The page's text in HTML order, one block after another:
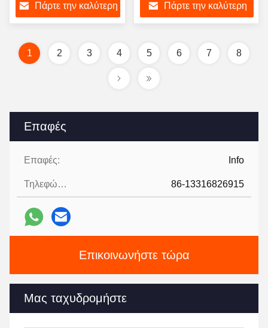
Επαφές
Επαφές: Info
Τηλεφώνημα: 86-13316826915
Επικοινωνήστε τώρα
Μας ταχυδρομήστε
Πάρτε την καλύτερη
μετάδοσης βίντεο
Πάρτε την καλύτερη
1 2 3 4 5 6 7 8